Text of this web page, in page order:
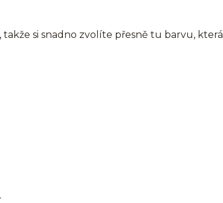
si snadno zvolíte přesně tu barvu, která